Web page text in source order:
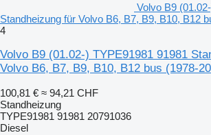
Volvo B9
Standheizung für Volvo B6, B7, B9, B10, B12
4
Volvo B9 (01.02-) TYPE91981 91981
Volvo B6, B7, B9, B10, B12 bus (1978-
100,81 € ≈ 94,21 CHF
Standheizung
TYPE91981 91981 20791036
Diesel